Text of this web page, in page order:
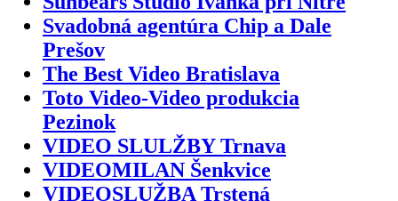
Svadobná agentúra Chip a Dale
Prešov
The Best Video Bratislava
Toto Video-Video produkcia
Pezinok
VIDEO SLULŽBY Trnava
VIDEOMILAN Šenkvice
VIDEOSLUŽBA Trstená